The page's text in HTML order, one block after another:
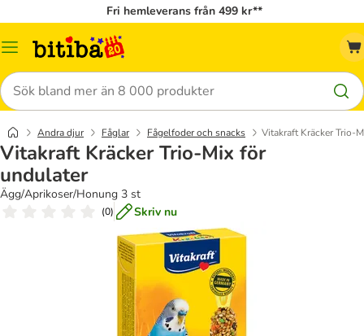
Fri hemleverans från 499 kr**
Meny
Sök
Andra djur Fåglar Fågelfoder och snacks Vitakraft Kräcker Trio-
Vitakraft Kräcker Trio-Mix för
undulater
Ägg/Aprikoser/Honung 3 st
(0) Skriv nu